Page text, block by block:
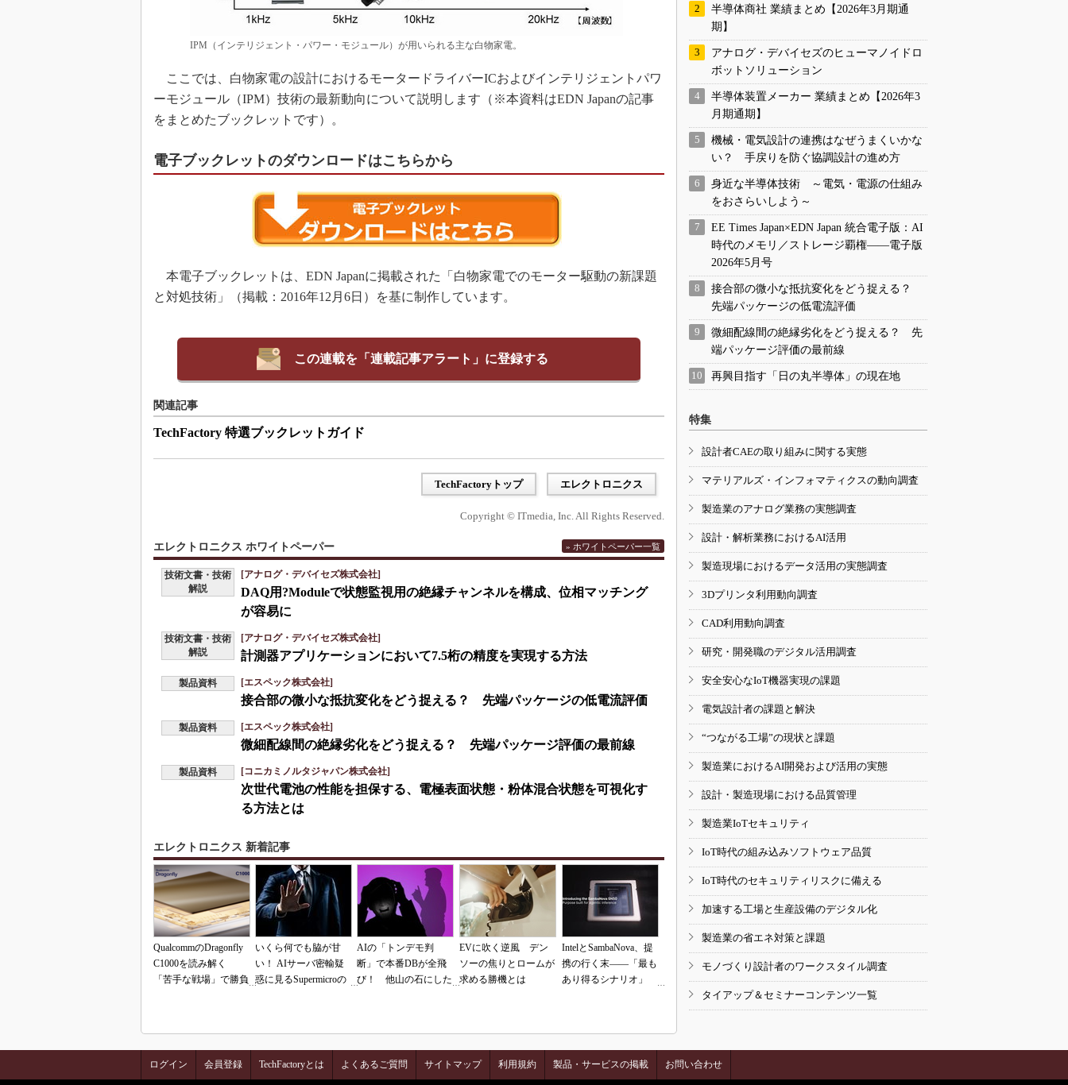
IPM（インテリジェント・パワー・モジュール）が用いられる主な白物家電。
ここでは、白物家電の設計におけるモータードライバーICおよびインテリジェントパワ
ーモジュール（IPM）技術の最新動向について説明します（※本資料はEDN Japanの記事
をまとめたブックレットです）。
電子ブックレットのダウンロードはこちらから
本電子ブックレットは、EDN Japanに掲載された「白物家電でのモーター駆動の新課題
と対処技術」（掲載：2016年12月6日）を基に制作しています。
この連載を「連載記事アラート」に登録する
関連記事
TechFactory 特選ブックレットガイド
TechFactoryトップ エレクトロニクス
Copyright © ITmedia, Inc. All Rights Reserved.
エレクトロニクス ホワイトペーパー » ホワイトペーパー一覧
技術文書・技術
解説
[アナログ・デバイセズ株式会社]
DAQ用?Moduleで状態監視用の絶縁チャンネルを構成、位相マッチング
が容易に
技術文書・技術
解説
[アナログ・デバイセズ株式会社]
計測器アプリケーションにおいて7.5桁の精度を実現する方法
製品資料 [エスペック株式会社]
接合部の微小な抵抗変化をどう捉える？ 先端パッケージの低電流評価
製品資料 [エスペック株式会社]
微細配線間の絶縁劣化をどう捉える？ 先端パッケージ評価の最前線
製品資料 [コニカミノルタジャパン株式会社]
次世代電池の性能を担保する、電極表面状態・粉体混合状態を可視化す
る方法とは
エレクトロニクス 新着記事
QualcommのDragonfly
C1000を読み解く
「苦手な戦場」で勝負
いくら何でも脇が甘
い！ AIサーバ密輸疑
惑に見るSupermicroの
AIの「トンデモ判
断」で本番DBが全飛
び！ 他山の石にした
EVに吹く逆風 デン
ソーの焦りとロームが
求める勝機とは
IntelとSambaNova、提
携の行く末――「最も
あり得るシナリオ」
半導体商社 業績まとめ【2026年3月期通
期】
アナログ・デバイセズのヒューマノイドロ
ボットソリューション
半導体装置メーカー 業績まとめ【2026年3
月期通期】
機械・電気設計の連携はなぜうまくいかな
い？ 手戻りを防ぐ協調設計の進め方
身近な半導体技術 ～電気・電源の仕組み
をおさらいしよう～
EE Times Japan×EDN Japan 統合電子版：AI
時代のメモリ／ストレージ覇権――電子版
2026年5月号
接合部の微小な抵抗変化をどう捉える？
先端パッケージの低電流評価
微細配線間の絶縁劣化をどう捉える？ 先
端パッケージ評価の最前線
再興目指す「日の丸半導体」の現在地
特集
設計者CAEの取り組みに関する実態
マテリアルズ・インフォマティクスの動向調査
製造業のアナログ業務の実態調査
設計・解析業務におけるAI活用
製造現場におけるデータ活用の実態調査
3Dプリンタ利用動向調査
CAD利用動向調査
研究・開発職のデジタル活用調査
安全安心なIoT機器実現の課題
電気設計者の課題と解決
“つながる工場”の現状と課題
製造業におけるAI開発および活用の実態
設計・製造現場における品質管理
製造業IoTセキュリティ
IoT時代の組み込みソフトウェア品質
IoT時代のセキュリティリスクに備える
加速する工場と生産設備のデジタル化
製造業の省エネ対策と課題
モノづくり設計者のワークスタイル調査
タイアップ＆セミナーコンテンツ一覧
ログイン 会員登録 TechFactoryとは よくあるご質問 サイトマップ 利用規約 製品・サービスの掲載 お問い合わせ